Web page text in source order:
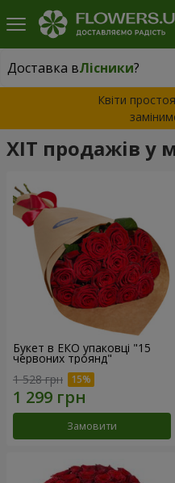
Доставка вЛісники?
Доставка вЛісники|
Квіти
ХІТ продажів у
Букет в ЕКО упаковці "15
червоних троянд"
1 528 грн
Замовити